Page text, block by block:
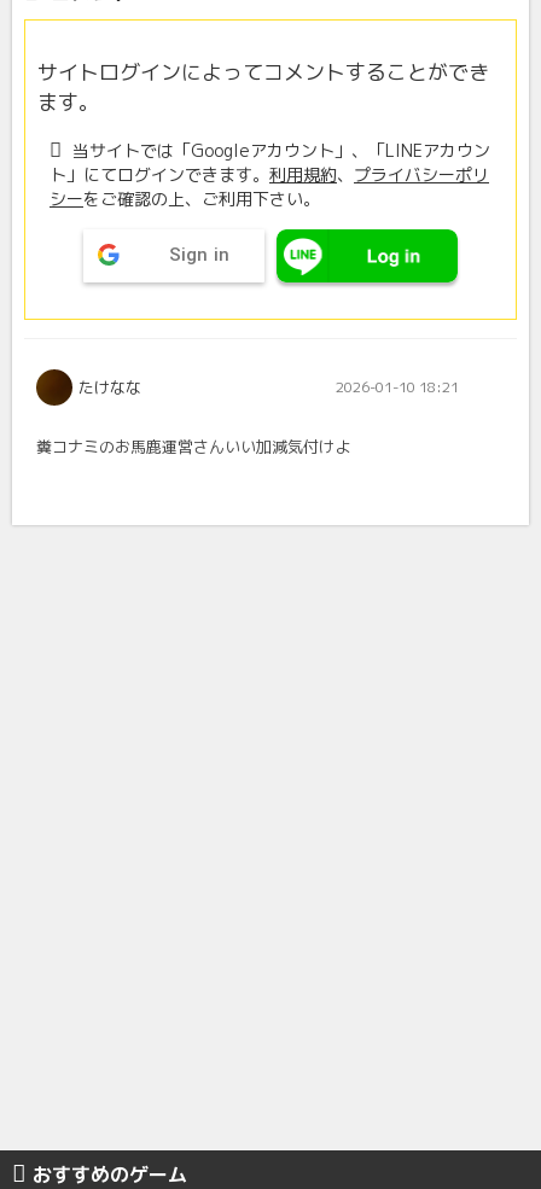
サイトログインによってコメントすることができ
ます。
当サイトでは「Googleアカウント」、「LINEアカウン
ト」にてログインできます。 利用規約、 プライバシーポリ
シーをご確認の上、ご利用下さい。
Sign in
たけなな 2026-01-10 18:21
糞コナミのお馬鹿運営さんいい加減気付けよ
おすすめのゲーム